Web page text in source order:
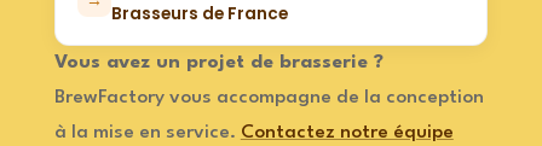
Brasseurs de France
Vous avez un projet de brasserie ?
BrewFactory vous accompagne de la conception
à la mise en service. Contactez notre équipe